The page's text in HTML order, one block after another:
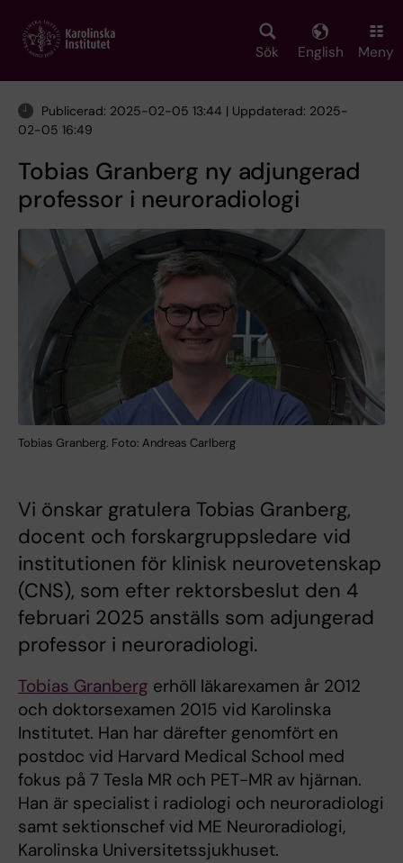
main
Sök English Meny
Publicerad: 2025-02-05 13:44 | Uppdaterad: 2025-
02-05 16:49
Tobias Granberg ny adjungerad
professor i neuroradiologi
Tobias Granberg. Foto: Andreas Carlberg
Vi önskar gratulera Tobias Granberg,
docent och forskargruppsledare vid
institutionen för klinisk neurovetenskap
(CNS), som efter rektorsbeslut den 4
februari 2025 anställs som adjungerad
professor i neuroradiologi.
Tobias Granberg erhöll läkarexamen år 2012
och doktorsexamen 2015 vid Karolinska
Institutet. Han har därefter genomfört en
postdoc vid Harvard Medical School med
fokus på 7 Tesla MR och PET-MR av hjärnan.
Han är specialist i radiologi och neuroradiologi
samt sektionschef vid ME Neuroradiologi,
Karolinska Universitetssjukhuset.